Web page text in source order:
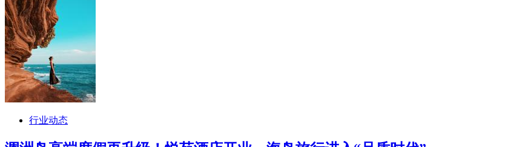
行业动态